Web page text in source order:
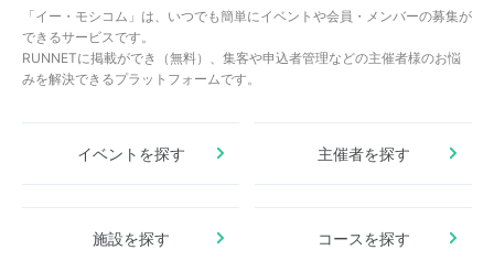
「イー・モシコム」は、いつでも簡単にイベントや会員・メンバーの募集が
できるサービスです。
RUNNETに掲載ができ（無料）、集客や申込者管理などの主催者様のお悩
みを解決できるプラットフォームです。
イベントを探す 主催者を探す
施設を探す コースを探す